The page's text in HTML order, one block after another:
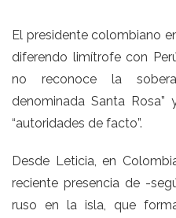
El presidente colombiano
diferendo limítrofe con
no reconoce la
denominada Santa
“autoridades de facto”.
Desde Leticia, en
reciente presencia de -
ruso en la isla, que